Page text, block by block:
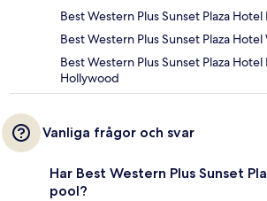
Best Western Plus Sunset Plaza
Best Western Plus Sunset Plaza
Best Western Plus Sunset Plaza
Hollywood
Vanliga frågor och svar
Har Best Western Plus Sunset
pool?